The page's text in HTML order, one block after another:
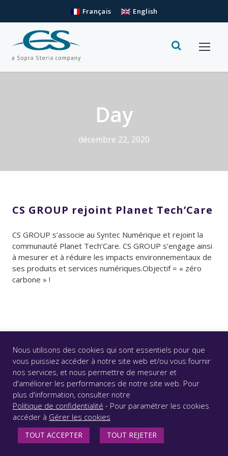
Français English
Day
décembre 22, 2020
CS GROUP rejoint Planet Tech’Care
CS GROUP s’associe au Syntec Numérique et rejoint la
communauté Planet Tech’Care. CS GROUP s’engage ainsi
à mesurer et à réduire les impacts environnementaux de
ses produits et services numériques.Objectif = « zéro
carbone » !
© CS GROUP 2026. Tous droits réservés |Vie privée
Mentions légales |Accessibilité : partiellement conforme
|
SUIVEZ-NOUS
Nous utilisons des cookies qui sont essentiels pour que
vous puissiez accéder à notre site web et/ou vous fournir
nos services, et nous permettre de mesurer et
d'améliorer les performances de notre site web. Pour
plus d'information, consulter notre
Politique de confidentialité - Pour paramétrer les cookies
accéder à Gérer les cookies
TOUT ACCEPTER TOUT REJETER